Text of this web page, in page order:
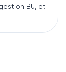
BU, et